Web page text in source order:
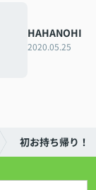
HAHANOHI
2020.05.25
初お持ち帰り！